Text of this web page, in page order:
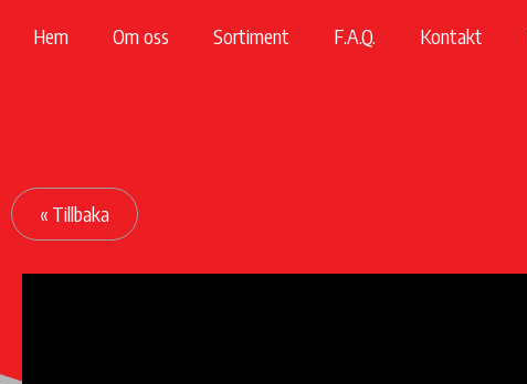
Hem Om oss Sortiment F.A.Q. Kontakt
« Tillbaka